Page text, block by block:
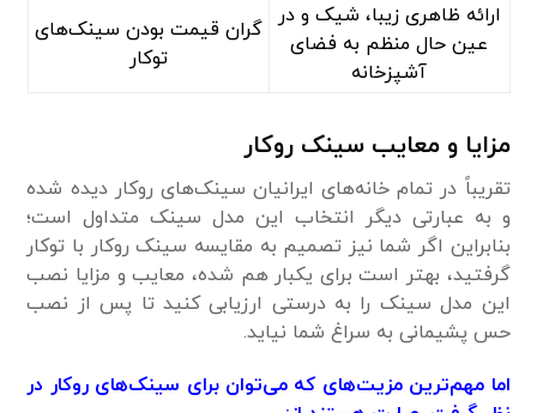
ارائه ظاهری زیبا، شیک و در
عین حال منظم به فضای
آشپزخانه
گران قیمت بودن سینک‌های
توکار
مزایا و معایب سینک روکار
تقریباً در تمام خانه‌های ایرانیان سینک‌های روکار دیده شده
و به عبارتی دیگر انتخاب این مدل سینک متداول است؛
بنابراین اگر شما نیز تصمیم به مقایسه سینک روکار با توکار
گرفتید، بهتر است برای یکبار هم شده، معایب و مزایا نصب
این مدل سینک را به درستی ارزیابی کنید تا پس از نصب
حس پشیمانی به سراغ شما نیاید.
اما مهم‌ترین مزیت‌های که می‌توان برای سینک‌های روکار در